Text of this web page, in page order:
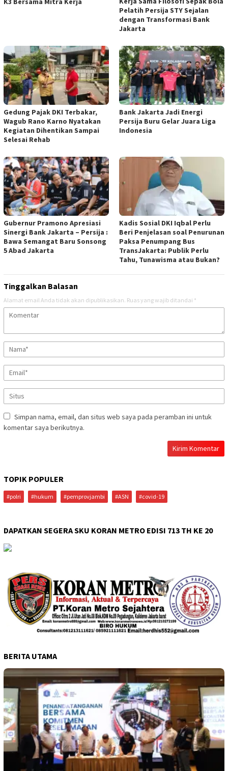
Pelatih Persija STY Sejalan
dengan Transformasi Bank
Jakarta
Gedung Pajak DKI Terbakar,
Wagub Rano Karno Nyatakan
Kegiatan Dihentikan Sampai
Selesai Rehab
Bank Jakarta Jadi Energi
Persija Buru Gelar Juara Liga
Indonesia
Gubernur Pramono Apresiasi
Sinergi Bank Jakarta – Persija :
Bawa Semangat Baru Sonsong
5 Abad Jakarta
Kadis Sosial DKI Iqbal Perlu
Beri Penjelasan soal Penurunan
Paksa Penumpang Bus
TransJakarta: Publik Perlu
Tahu, Tunawisma atau Bukan?
Tinggalkan Balasan
Alamat email Anda tidak akan dipublikasikan. Ruas yang wajib ditandai *
Simpan nama, email, dan situs web saya pada peramban ini untuk
komentar saya berikutnya.
TOPIK POPULER
#polri #hukum #pemprovjambi #ASN #covid-19
DAPATKAN SEGERA SKU KORAN METRO EDISI 713 TH KE 20
BERITA UTAMA